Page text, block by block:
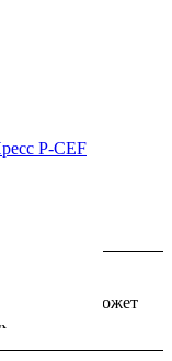
магазина и может